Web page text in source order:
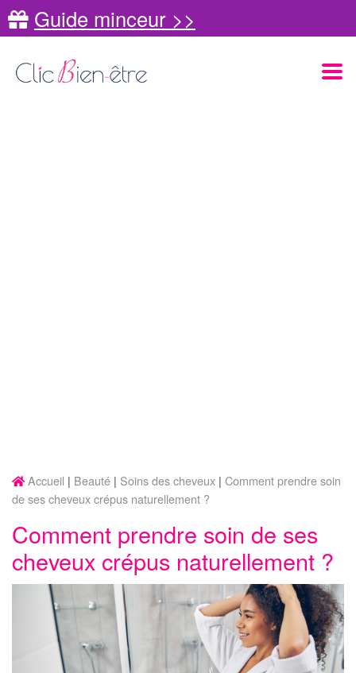
Guide minceur >>
Accueil Beauté Soins des cheveux Comment prendre soin
de ses cheveux crépus naturellement ?
Comment prendre soin de ses
cheveux crépus naturellement ?